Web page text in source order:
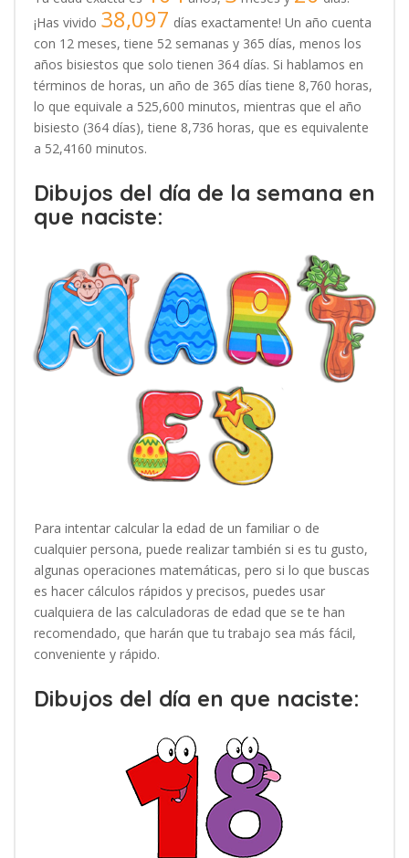
¡Has vivido 38,097 días exactamente! Un año cuenta
con 12 meses, tiene 52 semanas y 365 días, menos los
años bisiestos que solo tienen 364 días. Si hablamos en
términos de horas, un año de 365 días tiene 8,760 horas,
lo que equivale a 525,600 minutos, mientras que el año
bisiesto (364 días), tiene 8,736 horas, que es equivalente
a 52,4160 minutos.
Dibujos del día de la semana en
que naciste:
Para intentar calcular la edad de un familiar o de
cualquier persona, puede realizar también si es tu gusto,
algunas operaciones matemáticas, pero si lo que buscas
es hacer cálculos rápidos y precisos, puedes usar
cualquiera de las calculadoras de edad que se te han
recomendado, que harán que tu trabajo sea más fácil,
conveniente y rápido.
Dibujos del día en que naciste: